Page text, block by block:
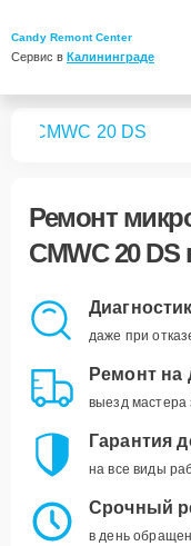
Candy Remont Center
Сервис в Калининграде
CMWC 20 DS
Ремонт
CMWC 20 DS
даже при
Ремонт на
выезд мастера
Гарантия
на все виды
Срочный
в день